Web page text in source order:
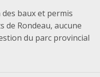
baux et permis
de Rondeau, aucune
du parc provincial